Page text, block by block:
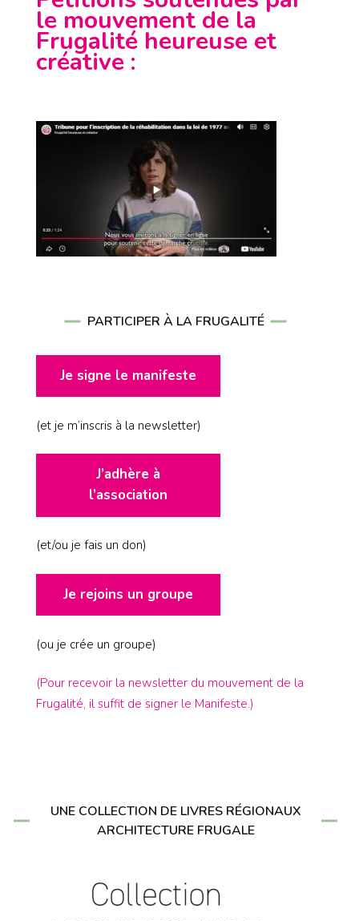
le mouvement de la
Frugalité heureuse et
créative :
PARTICIPER À LA FRUGALITÉ
Je signe le manifeste
(et je m’inscris à la newsletter)
J’adhère à
l’association
(et/ou je fais un don)
Je rejoins un groupe
(ou je crée un groupe)
(Pour recevoir la newsletter du mouvement de la
Frugalité, il suffit de signer le Manifeste.)
UNE COLLECTION DE LIVRES RÉGIONAUX
ARCHITECTURE FRUGALE